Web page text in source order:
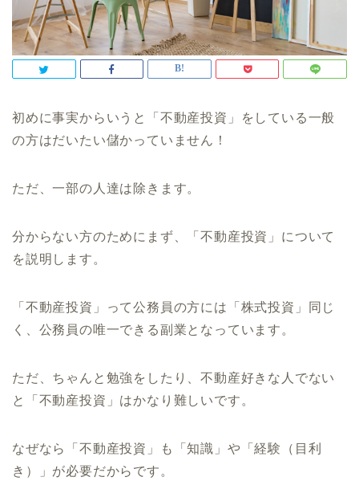
初めに事実からいうと「不動産投資」をしている一般
の方はだいたい儲かっていません！
ただ、一部の人達は除きます。
分からない方のためにまず、「不動産投資」について
を説明します。
「不動産投資」って公務員の方には「株式投資」同じ
く、公務員の唯一できる副業となっています。
ただ、ちゃんと勉強をしたり、不動産好きな人でない
と「不動産投資」はかなり難しいです。
なぜなら「不動産投資」も「知識」や「経験（目利
き）」が必要だからです。